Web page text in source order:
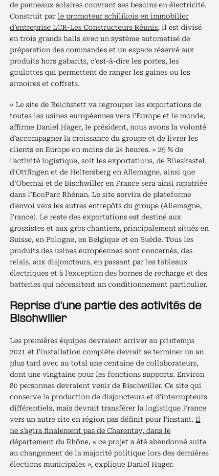
de panneaux solaires couvrant ses besoins en électricité.
Construit par le promoteur schilikois en immobilier
d’entreprise LCR-Les Constructeurs Réunis, il est divisé
en trois grands halls avec un système automatisé de
préparation des commandes et un espace réservé aux
produits hors gabarits, c’est-à-dire les portes, les
goulottes qui permettent de ranger les gaines ou les
armoires et coffrets.
« Le site de Reichstett va regrouper les exportations de
toutes les usines européennes vers l’Europe et le monde,
affirme Daniel Hager, le président, nous avons la volonté
d’accompagner la croissance du groupe et de livrer les
clients en Europe en moins de 24 heures. » 25 % de
l'activité logistique, soit les exportations, de Blieskastel,
d'Ottfingen et de Heltersberg en Allemagne, ainsi que
d’Obernai et de Bischwiller en France sera ainsi rapatriée
dans l’EcoParc Rhénan. Le site servira de plateforme
d'envoi vers les autres entrepôts du groupe (Allemagne,
France). Le reste des exportations est destiné aux
grossistes et aux gros chantiers, principalement situés en
Suisse, en Pologne, en Belgique et en Suède. Tous les
produits des usines européennes sont concernés, des
relais, aux disjoncteurs, en passant par les tableaux
électriques et à l'exception des bornes de recharge et des
batteries qui nécessitent un conditionnement particulier.
Reprise d’une partie des activités de
Bischwiller
Les premières équipes devraient arriver au printemps
2021 et l’installation complète devrait se terminer un an
plus tard avec au total une centaine de collaborateurs,
dont une vingtaine pour les fonctions supports. Environ
80 personnes devraient venir de Bischwiller. Ce site qui
conserve la production de disjoncteurs et d'interrupteurs
différentiels, mais devrait transférer la logistique France
vers un autre site en région pas définit pour l'instant. Il
ne s'agira finalement pas de Charentay, dans le
département du Rhône, « ce projet a été abandonné suite
au changement de la majorité politique lors des dernières
élections municipales », explique Daniel Hager.